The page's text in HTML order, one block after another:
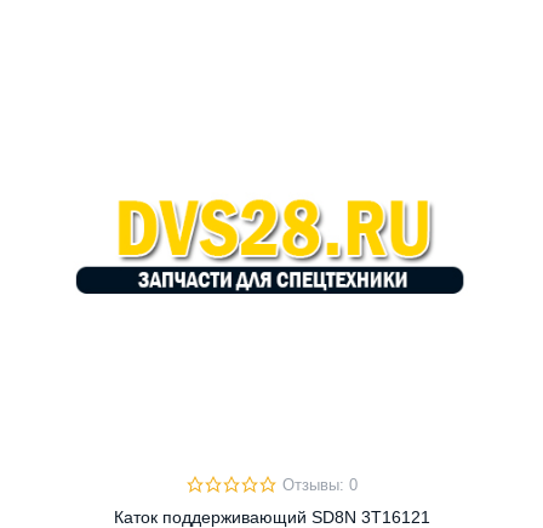
Отзывы: 0
Каток поддерживающий SD8N 3Т16121